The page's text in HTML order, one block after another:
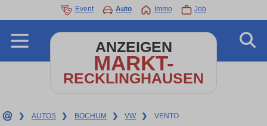
Event Auto Immo Job
ANZEIGEN
MARKT-
RECKLINGHAUSEN
❯ AUTOS ❯ BOCHUM ❯ VW ❯ VENTO